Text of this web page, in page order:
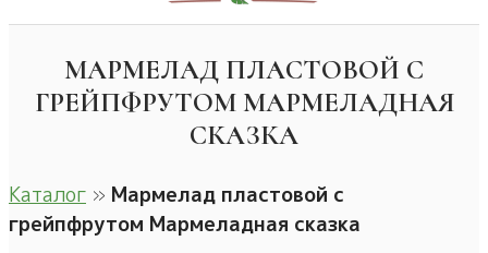
МАРМЕЛАД ПЛАСТОВОЙ С
ГРЕЙПФРУТОМ МАРМЕЛАДНАЯ
СКАЗКА
Каталог » Мармелад пластовой с
грейпфрутом Мармеладная сказка